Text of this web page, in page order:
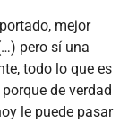
mejor
pero sí una
todo lo que es
de verdad
le puede pasar